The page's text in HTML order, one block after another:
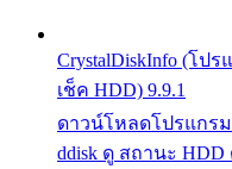
CrystalDiskInfo (โปร
เช็ค HDD) 9.9.1
ดาวน์โหลดโปรแกรม
ddisk ดู สถานะ